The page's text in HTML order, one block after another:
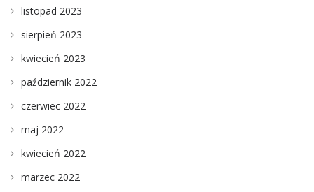
listopad 2023
sierpień 2023
kwiecień 2023
październik 2022
czerwiec 2022
maj 2022
kwiecień 2022
marzec 2022